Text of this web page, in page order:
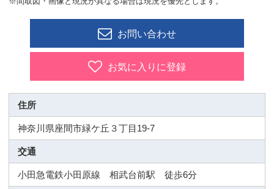
お問い合わせ
お気に入りに登録
住所
神奈川県座間市緑ケ丘３丁目19-7
交通
小田急電鉄小田原線 相武台前駅 徒歩6分